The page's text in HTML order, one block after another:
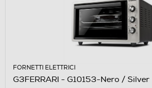
FORNETTI ELETTRICI
G3FERRARI - G10153-Nero / Silver